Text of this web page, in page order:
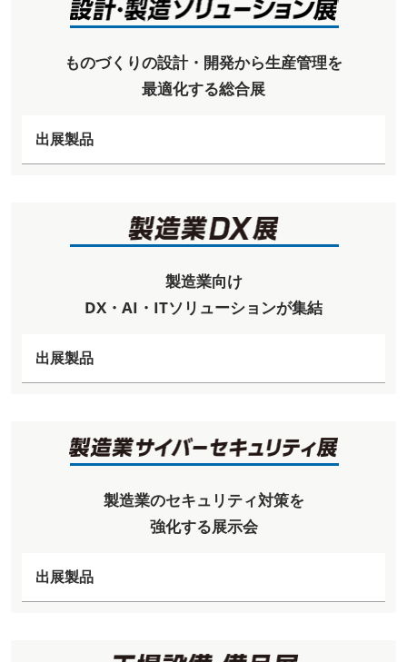
ものづくりの設計・開発から生産管理を
最適化する総合展
出展製品
製造業向け
DX・AI・ITソリューションが集結
出展製品
製造業のセキュリティ対策を
強化する展示会
出展製品